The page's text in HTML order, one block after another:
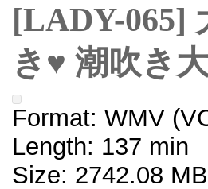
[LADY-065]
き♥ 潮吹き
Format: WMV
Length: 137 min
Size: 2742.08 MB